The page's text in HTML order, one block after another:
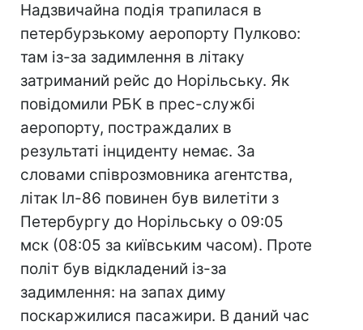
Надзвичайна подія трапилася в
петербурзькому аеропорту Пулково:
там із-за задимлення в літаку
затриманий рейс до Норільську. Як
повідомили РБК в прес-службі
аеропорту, постраждалих в
результаті інциденту немає. За
словами співрозмовника агентства,
літак Іл-86 повинен був вилетіти з
Петербургу до Норільську о 09:05
мск (08:05 за київським часом). Проте
політ був відкладений із-за
задимлення: на запах диму
поскаржилися пасажири. В даний час